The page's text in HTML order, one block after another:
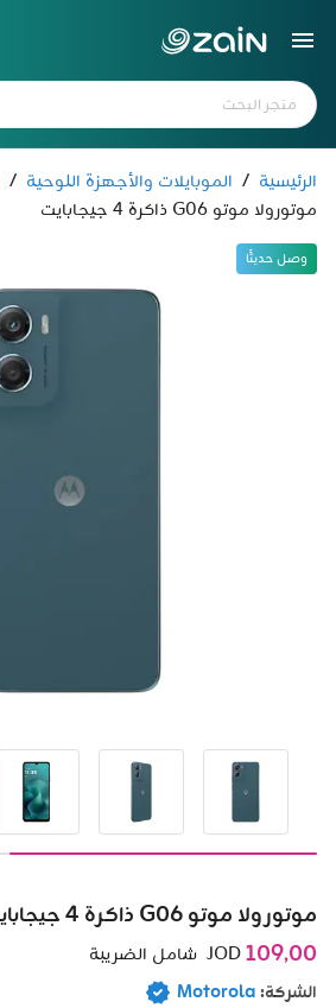
الرئيسية / الموبايلات والأجهزة اللوحية /
موتورولا موتو G06 ذاكرة 4 جيجابايت
وصل حديثًا
موتورولا موتو G06 ذاكرة 4 جيجابايت
109٫00
شامل الضريبة
الشركة:Motorola